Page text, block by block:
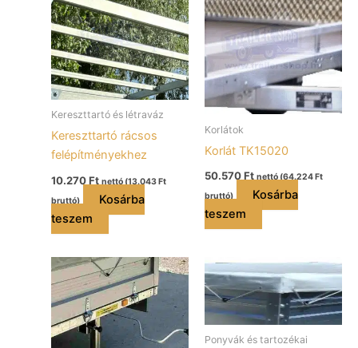
Kereszttartó és létraváz
Kereszttartó rácsos
felépítményekhez
10.270Ft nettó (13.043Ft
bruttó)
Kosárba
teszem
Korlátok
Korlát TK15020
50.570Ft nettó (64.224 Ft
bruttó)
Kosárba
teszem
Ponyvák és tartozékai